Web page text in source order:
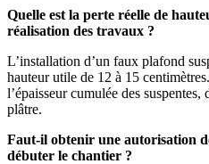
Quelle est la perte réelle de
réalisation des travaux ?
L’installation d’un faux plafond
hauteur utile de 12 à 15
l’épaisseur cumulée des suspentes,
plâtre.
Faut-il obtenir une autorisation
débuter le chantier ?